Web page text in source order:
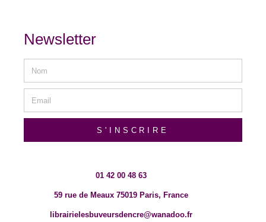
Newsletter
S'INSCRIRE
01 42 00 48 63
59 rue de Meaux 75019 Paris, France
librairielesbuveursdencre@wanadoo.fr